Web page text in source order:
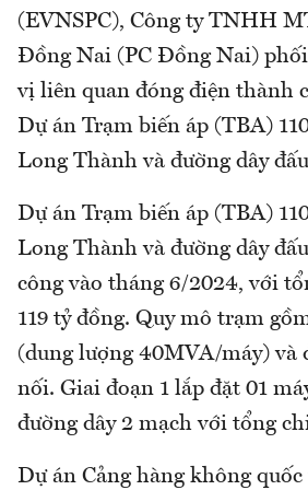
(EVNSPC), Công ty TNHH
Đồng Nai (PC Đồng Nai)
vị liên quan đóng điện thành
Dự án Trạm biến áp (TBA)
Long Thành và đường dây
Dự án Trạm biến áp (TBA)
Long Thành và đường dây
công vào tháng 6/2024, với
119 tỷ đồng. Quy mô trạm
(dung lượng 40MVA/máy) và
nối. Giai đoạn 1 lắp đặt 01
đường dây 2 mạch với tổng
Dự án Cảng hàng không